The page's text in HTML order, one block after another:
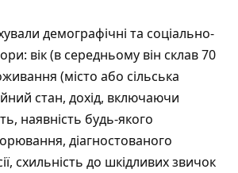
демографічні та соціально-
вік (в середньому він склав 70
(місто або сільська
стан, дохід, включаючи
наявність будь-якого
діагностованого
схильність до шкідливих звичок